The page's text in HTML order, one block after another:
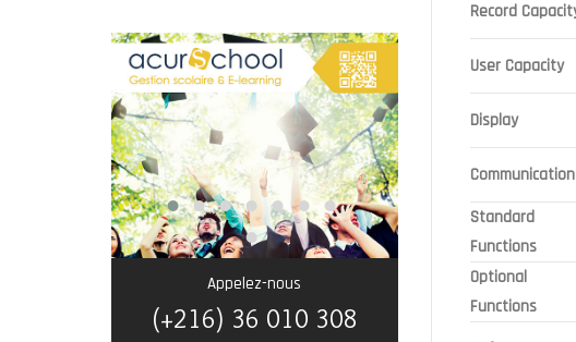
Appelez-nous
(+216) 36 010 308
Record
User Capacity
Display
Communication
Standard
Functions
Optional
Functions